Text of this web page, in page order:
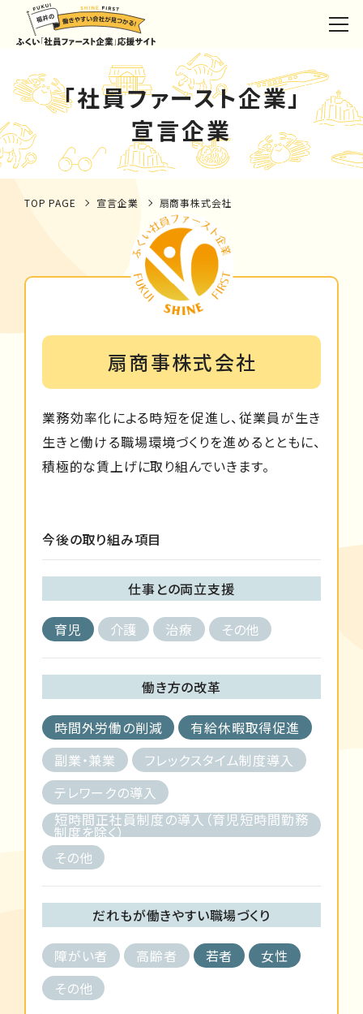
「社員ファースト企業」
宣言企業
TOP PAGE 宣言企業 扇商事株式会社
扇商事株式会社
業務効率化による時短を促進し、従業員が生き
生きと働ける職場環境づくりを進めるとともに、
積極的な賃上げに取り組んでいきます。
今後の取り組み項目
仕事との両立支援
育児 介護 治療 その他
働き方の改革
時間外労働の削減
有給休暇取得促進
副業・兼業
フレックスタイム制度導入
テレワークの導入
短時間正社員制度の導入（育児短時間勤務
制度を除く）
その他
だれもが働きやすい職場づくり
障がい者 高齢者 若者
女性
その他